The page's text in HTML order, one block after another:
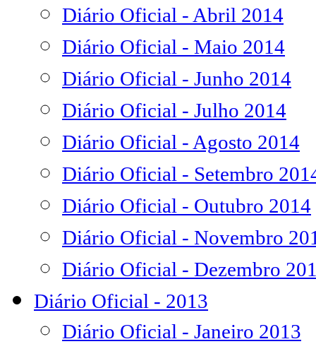
Diário Oficial - Abril 2014
Diário Oficial - Maio 2014
Diário Oficial - Junho 2014
Diário Oficial - Julho 2014
Diário Oficial - Agosto 2014
Diário Oficial - Setembro
Diário Oficial - Outubro 2014
Diário Oficial - Novembro
Diário Oficial - Dezembro
Diário Oficial - 2013
Diário Oficial - Janeiro 2013